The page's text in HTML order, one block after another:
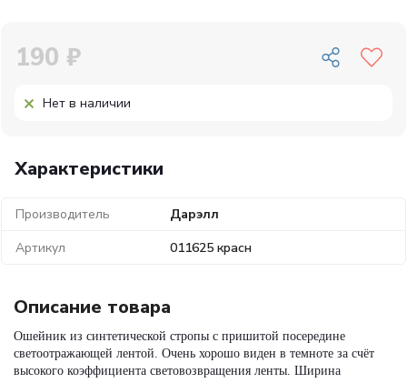
Характеристики
Производитель
Дарэлл
Артикул
011625 красн
190 ₽
Нет в наличии
Описание товара
Ошейник из синтетической стропы с пришитой посередине
светоотражающей лентой. Очень хорошо виден в темноте за счёт
высокого коэффициента световозвращения ленты. Ширина